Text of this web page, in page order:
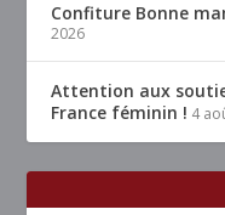
Confiture Bonne
2026
Attention aux
France féminin ! 4